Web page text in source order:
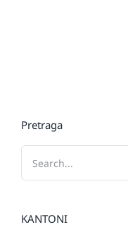
Pretraga
KANTONI